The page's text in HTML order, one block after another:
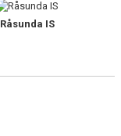
Råsunda IS